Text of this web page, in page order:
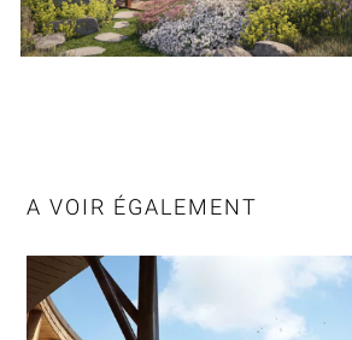
A VOIR ÉGALEMENT